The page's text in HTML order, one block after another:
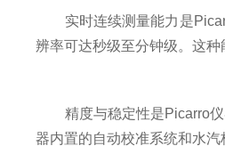
实时连续测量能力是
辨率可达秒级至分钟级。这
精度与稳定性是Picarro仪
器内置的自动校准系统和水